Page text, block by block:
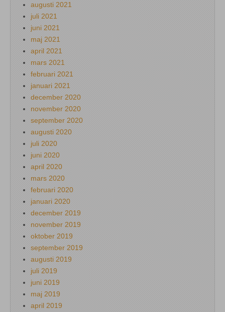
augusti 2021
juli 2021
juni 2021
maj 2021
april 2021
mars 2021
februari 2021
januari 2021
december 2020
november 2020
september 2020
augusti 2020
juli 2020
juni 2020
april 2020
mars 2020
februari 2020
januari 2020
december 2019
november 2019
oktober 2019
september 2019
augusti 2019
juli 2019
juni 2019
maj 2019
april 2019